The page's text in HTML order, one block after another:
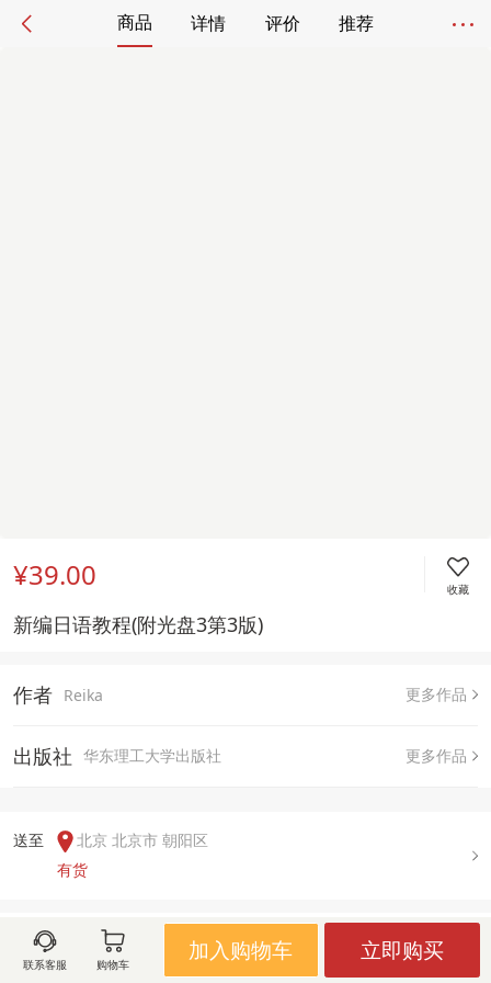
商品 详情 评价 推荐
¥39.00 收藏
新编日语教程(附光盘3第3版)
作者 Reika 更多作品
出版社 华东理工大学出版社 更多作品
送至
北京 北京市 朝阳区
有货
用户评论(
联系客服 购物车
加入购物车 立即购买